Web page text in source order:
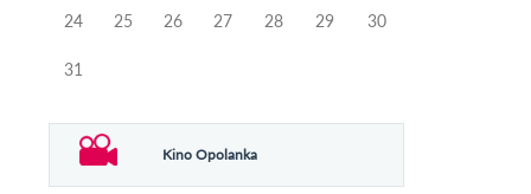
24 25 26 27 28 29 30
31
Kino Opolanka